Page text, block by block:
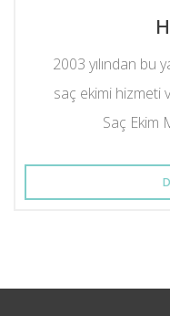
2003 yılından bu
saç ekimi hizmeti
Saç Ekim